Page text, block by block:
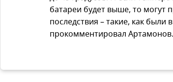
батареи будет выше, то могут
последствия – такие, как были
прокомментировал Артамонов.